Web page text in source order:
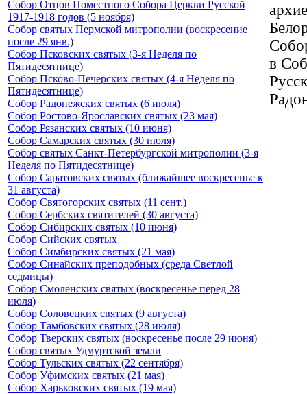
Собор Отцов Поместного Собора Церкви Русской
1917-1918 годов (5 ноября)
Собор святых Пермской митрополии (воскресение
после 29 янв.)
Собор Псковских святых (3-я Неделя по
Пятидесятнице)
Собор Псково-Печерских святых (4-я Неделя по
Пятидесятнице)
Собор Радонежских святых (6 июля)
Собор Ростово-Ярославских святых (23 мая)
Собор Рязанских святых (10 июня)
Собор Самарских святых (30 июля)
Собор святых Санкт-Петербургской митрополии (3-я
Неделя по Пятидесятнице)
Собор Саратовских святых (ближайшее воскресенье к
31 августа)
Собор Святогорских святых (11 сент.)
Собор Сербских святителей (30 августа)
Собор Сибирских святых (10 июня)
Собор Сийских святых
Собор Симбирских святых (21 мая)
Собор Синайских преподобных (среда Светлой
седмицы)
Собор Смоленских святых (воскресенье перед 28
июля)
Собор Соловецких святых (9 августа)
Собор Тамбовских святых (28 июля)
Собор Тверских святых (воскресенье после 29 июня)
Собор святых Удмуртской земли
Собор Тульских святых (22 сентября)
Собор Уфимских святых (21 мая)
Собор Харьковских святых (19 мая)
в